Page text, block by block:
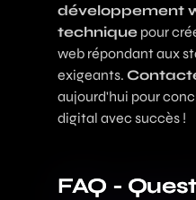
développement
technique pour
web répondant aux
exigeants.
aujourd'hui pour
digital avec succès !
FAQ -